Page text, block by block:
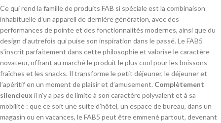
Ce qui rend la famille de produits FAB si spéciale est la combinaison
inhabituelle d’un appareil de dernière génération, avec des
performances de pointe et des fonctionnalités modernes, ainsi que du
design d’autrefois qui puise son inspiration dans le passé. Le FAB5
s’inscrit parfaitement dans cette philosophie et valorise le caractère
novateur, offrant au marché le produit le plus cool pour les boissons
fraîches et les snacks. Il transforme le petit déjeuner, le déjeuner et
l’apéritif en un moment de plaisir et d’amusement. Complètement
silencieux il n’y a pas de limite à son caractère polyvalent et à sa
mobilité : que ce soit une suite d’hôtel, un espace de bureau, dans un
magasin ou en vacances, le FAB5 peut être emmené partout, devenant